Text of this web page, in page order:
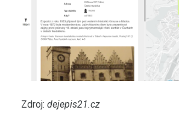
Zdroj: dejepis21.cz